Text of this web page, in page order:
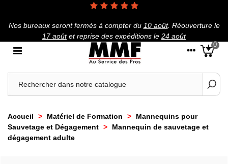
Nos bureaux seront fermés à compter du 10 août. Réouverture le
17 aoûtet reprise des expéditions le 24 août
0
Accueil > Matériel de Formation >
Mannequins pour
Sauvetage et Dégagement >
Mannequin de sauvetage et
dégagement adulte